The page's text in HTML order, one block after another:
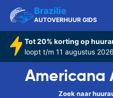
Brazilie
AUTOVERHUUR GIDS
Tot 20% korting op
loopt t/m 11 augustus
Americana
Zoek naar